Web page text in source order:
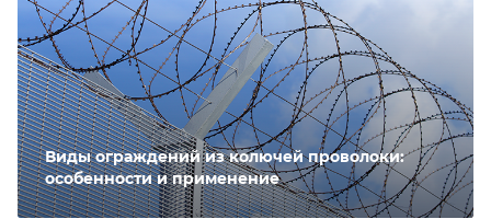
Виды ограждений из колючей проволоки:
особенности и применение